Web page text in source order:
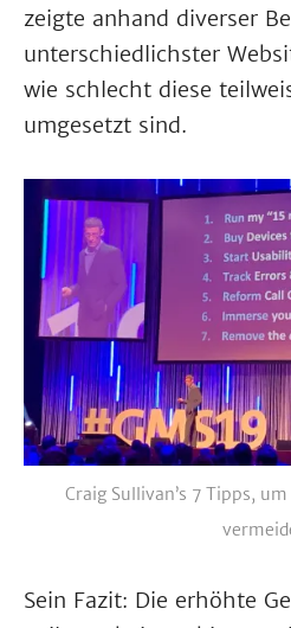
zeigte anhand diverser
unterschiedlichster
wie schlecht diese
umgesetzt sind.
Craig Sullivan’s 7 Tipps,
Sein Fazit: Die erhöhte